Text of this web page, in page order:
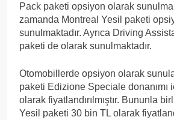
Pack paketi opsiyon olarak
zamanda Montreal Yesil paketi
sunulmaktadır. Ayrıca Driving
paketi de olarak sunulmaktadır.
Otomobillerde opsiyon olarak
paketi Edizione Speciale donanımı
olarak fiyatlandırılmıştır. Bununla
Yesil paketi 30 bin TL olarak